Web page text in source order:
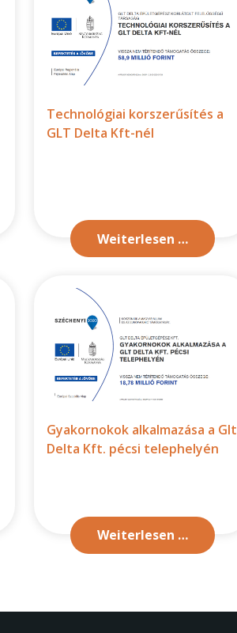
Technológiai korszerűsítés a
GLT Delta Kft-nél
Weiterlesen …
Gyakornokok alkalmazása a Glt
Delta Kft. pécsi telephelyén
Weiterlesen …